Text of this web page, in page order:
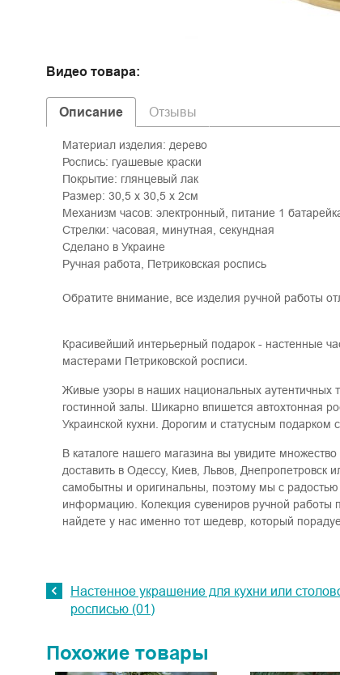
Видео товара:
Описание
Материал изделия: дерево
Роспись: гуашевые краски
Покрытие: глянцевый лак
Размер: 30,5 х 30,5 х 2см
Механизм часов: электронный, питание 1
Стрелки: часовая, минутная, секундная
Сделано в Украине
Ручная работа, Петриковская роспись
Обратите внимание, все изделия ручной работы
Красивейший интерьерный подарок - настенные
мастерами Петриковской росписи.
Живые узоры в наших национальных аутентичных
гостинной залы. Шикарно впишется автохтонная
Украинской кухни. Дорогим и статусным подарком
В каталоге нашего магазина вы увидите
доставить в Одессу, Киев, Львов,
самобытны и оригинальны, поэтому мы с
информацию. Колекция сувениров ручной работы
найдете у нас именно тот шедевр, который
Отзывы
Настенное украшение для кухни или
росписью (01)
Похожие товары